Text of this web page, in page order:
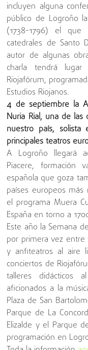
incluyen alguna
público de Logroño
(1738-1796) el
catedrales de Santo
autor de algunas
charla tendrá
Riojafórum,
Estudios Riojanos.
4 de septiembre la
Nuria Rial, una de las
nuestro país, solista
principales teatros
A Logroño llegará
Piacere, formación
española que goza
países europeos
el programa Muera
España en torno a
Este año la Semana
por primera vez entre
y anfiteatros al aire
conciertos de
talleres didácticos
aficionados a la
Plaza de San
Parque de La
Elizalde y el Parque
programación en